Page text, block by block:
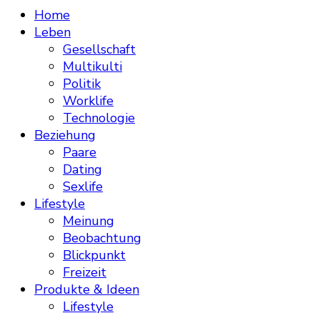
Home
Leben
Gesellschaft
Multikulti
Politik
Worklife
Technologie
Beziehung
Paare
Dating
Sexlife
Lifestyle
Meinung
Beobachtung
Blickpunkt
Freizeit
Produkte & Ideen
Lifestyle